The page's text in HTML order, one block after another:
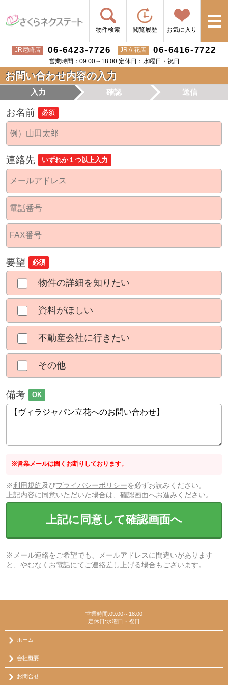
物件検索 閲覧履歴 お気に入り
JR尼崎店 06-6423-7726 JR立花店 06-6416-7722
営業時間：09:00～18:00 定休日：水曜日・祝日
お問い合わせ内容の入力
入力 確認 送信
お名前 必須
連絡先 いずれか１つ以上入力
要望 必須
物件の詳細を知りたい
資料がほしい
不動産会社に行きたい
その他
備考 OK
※営業メールは固くお断りしております。
※利用規約及びプライバシーポリシーを必ずお読みください。
上記内容に同意いただいた場合は、確認画面へお進みください。
上記に同意して確認画面へ
※メール連絡をご希望でも、メールアドレスに間違いがあります
と、やむなくお電話にてご連絡差し上げる場合もございます。
営業時間:09:00～18:00
定休日:水曜日・祝日
ホーム
会社概要
お問合せ